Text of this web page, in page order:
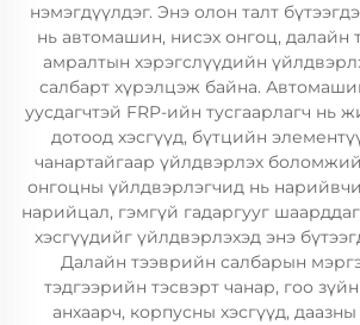
нэмэгдүүлдэг. Энэ олон талт
нь автомашин, нисэх онгоц, далайн
амралтын хэрэгслүүдийн
салбарт хүрэлцэж байна.
уусдагчтэй FRP-ийн тусгаарлагч нь
дотоод хэсгүүд, бүтцийн
чанартайгаар үйлдвэрлэх
онгоцны үйлдвэрлэгчид нь
нарийцал, гэмгүй гадаргууг
хэсгүүдийг үйлдвэрлэхэд энэ
Далайн тээврийн салбарын
тэдгээрийн тэсвэрт чанар, гоо
анхаарч, корпусны хэсгүүд,